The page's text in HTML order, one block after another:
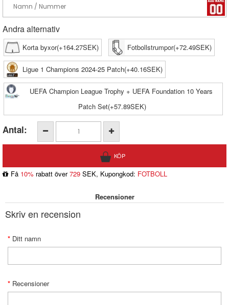
Andra alternativ
Korta byxor(+164.27SEK) Fotbollstrumpor(+72.49SEK)
Ligue 1 Champions 2024-25 Patch(+40.16SEK)
UEFA Champion League Trophy + UEFA Foundation 10 Years
Patch Set(+57.89SEK)
Antal:
Få 10% rabatt över729 SEK, Kupongkod: FOTBOLL
Recensioner
Skriv en recension
Ditt namn
Recensioner